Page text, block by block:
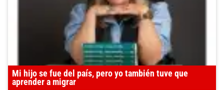
Mi hijo se fue del país, pero yo también tuve que
aprender a migrar